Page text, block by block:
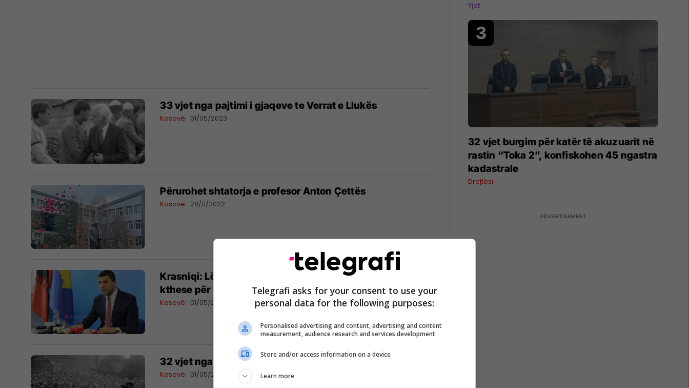
​33 vjet nga pajtimi i gjaqeve te Verrat e Llukës
Kosovë 01/05/2023
Përurohet shtatorja e profesor Anton Çettës
Kosovë 28/11/2022
Krasniqi: Lëvizja popullore për pajtimin e gjaqeve, pikë
kthese për unitet mbarëshqiptar
Kosovë 01/05/2022
32 vjet nga pajtimi i gjaqeve te Verrat e Llukës
Kosovë 01/05/2022
Yjet
32 vjet burgim për katër të akuzuarit në
rastin “Toka 2”, konfiskohen 45 ngastra
kadastrale
Drejtësi
Telegrafi asks for your consent to use your
personal data for the following purposes:
Personalised advertising and content, advertising and content
measurement, audience research and services development
Store and/or access information on a device
Learn more